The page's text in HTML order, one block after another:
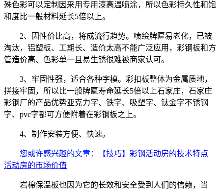
殊色彩可以定制因采用专用漆高温喷涂，所以色彩持久性和饱
和度比一般材料延长5倍以上。
2、因性价比高，将成流行趋势。喷绘牌匾易老化，已被
淘汰，铝塑板、工期长、造价太高不能广泛应用，彩钢板和方
管造价高、色彩单一且易生锈很难被商家认可。
3、牢固性强，适合各种字模。彩扣板整体为金属质地，
拼接牢固，所以比一般牌匾寿命延长5倍以上石家庄，石家庄
彩钢厂的产品优势亚克力字、铁字、吸塑字、钛金字不锈钢
字、pvc字都可方便附着在彩钢板之上。
4、制作安装方便、快速。
您或许感兴趣的文章：
【技巧】彩钢活动房的技术特点
活动房的市场价值
岩棉保温板也因为它的长效和安全受到人们的信赖，当